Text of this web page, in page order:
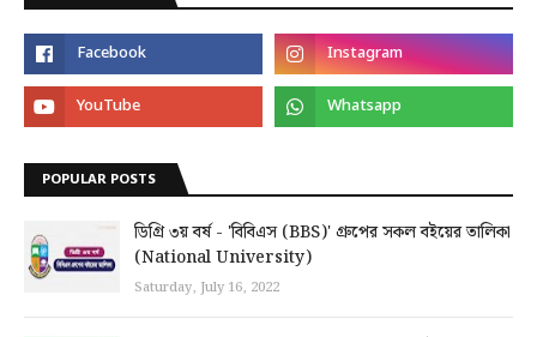
POPULAR POSTS
ডিগ্রি ৩য় বর্ষ - 'বিবিএস (BBS)' গ্রুপের সকল বইয়ের তালিকা
(National University)
Saturday, July 16, 2022